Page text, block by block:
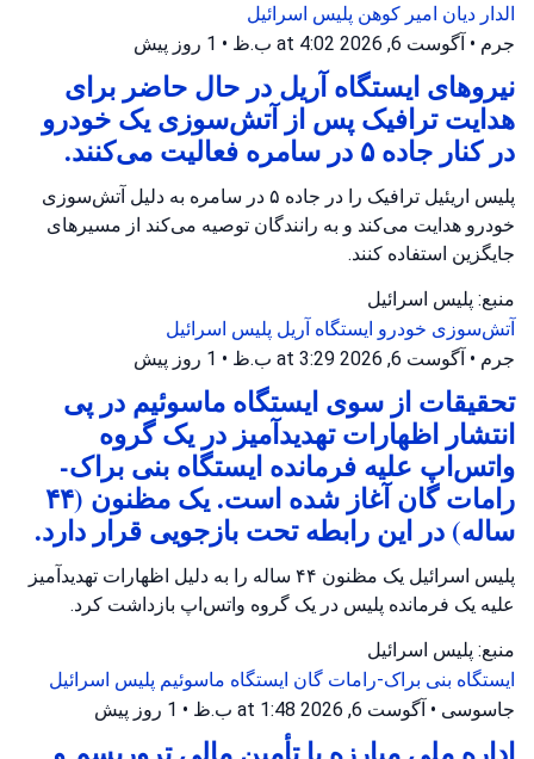
الدار دیان امیر کوهن پلیس اسرائیل
جرم • آگوست 6, 2026 at 4:02 ب.ظ • 1 روز پیش
نیروهای ایستگاه آریل در حال حاضر برای
هدایت ترافیک پس از آتش‌سوزی یک خودرو
در کنار جاده ۵ در سامره فعالیت می‌کنند.
پلیس اریئیل ترافیک را در جاده ۵ در سامره به دلیل آتش‌سوزی
خودرو هدایت می‌کند و به رانندگان توصیه می‌کند از مسیرهای
جایگزین استفاده کنند.
منبع: پلیس اسرائیل
آتش‌سوزی خودرو ایستگاه آریل پلیس اسرائیل
جرم • آگوست 6, 2026 at 3:29 ب.ظ • 1 روز پیش
تحقیقات از سوی ایستگاه ماسوئیم در پی
انتشار اظهارات تهدیدآمیز در یک گروه
واتس‌اپ علیه فرمانده ایستگاه بنی براک-
رامات گان آغاز شده است. یک مظنون (۴۴
ساله) در این رابطه تحت بازجویی قرار دارد.
پلیس اسرائیل یک مظنون ۴۴ ساله را به دلیل اظهارات تهدیدآمیز
علیه یک فرمانده پلیس در یک گروه واتس‌اپ بازداشت کرد.
منبع: پلیس اسرائیل
ایستگاه بنی براک-رامات گان ایستگاه ماسوئیم پلیس اسرائیل
جاسوسی • آگوست 6, 2026 at 1:48 ب.ظ • 1 روز پیش